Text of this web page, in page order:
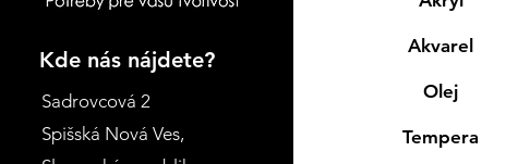
Kde nás nájdete?
Sadrovcová 2
Spišská Nová Ves,
Akvarel
Olej
Tempera